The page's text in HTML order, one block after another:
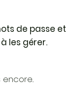
de passe et
les gérer.
encore..